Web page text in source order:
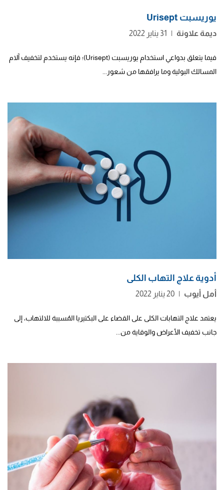
يوريسبت Urisept
ديمة علاونة | 31 يناير 2022
فيما يتعلق بدواعي استخدام يوريسبت (Urisept)؛ فإنه يستخدم لتخفيف آلام
المسالك البولية وما يرافقها من شعور...
أدوية علاج التهاب الكلى
أمل أيوب 20 يناير 2022
يعتمد علاج التهابات الكلى على القضاء على البكتيريا المُسببة للالتهاب، إلى
جانب تخفيف الأعراض والوقاية من...